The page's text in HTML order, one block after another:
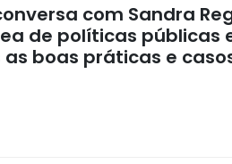
com Sandra
de políticas públicas
boas práticas e